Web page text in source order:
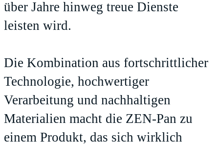
über Jahre hinweg treue Dienste
leisten wird.
Die Kombination aus fortschrittlicher
Technologie, hochwertiger
Verarbeitung und nachhaltigen
Materialien macht die ZEN-Pan zu
einem Produkt, das sich wirklich